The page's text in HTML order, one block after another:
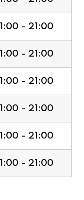
11:00 - 21:00
11:00 - 21:00
11:00 - 21:00
11:00 - 21:00
11:00 - 21:00
11:00 - 21:00